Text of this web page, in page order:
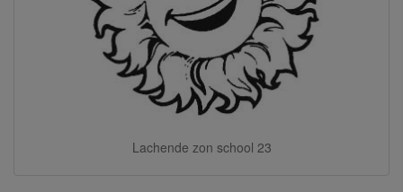
Lachende zon school 23